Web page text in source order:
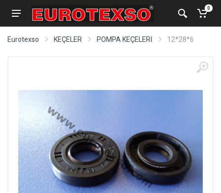
0
Eurotexso KEÇELER POMPA KEÇELERİ 12*28*6